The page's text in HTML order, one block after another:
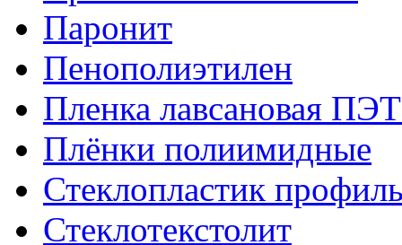
Паронит
Пенополиэтилен
Пленка лавсановая
Плёнки полиимидные
Стеклопластик
Стеклотекстолит